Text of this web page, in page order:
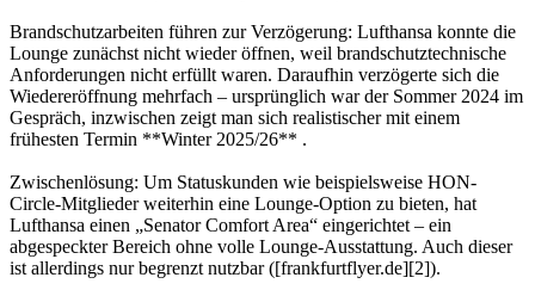
Brandschutzarbeiten führen zur Verzögerung: Lufthansa konnte die
Lounge zunächst nicht wieder öffnen, weil brandschutztechnische
Anforderungen nicht erfüllt waren. Daraufhin verzögerte sich die
Wiedereröffnung mehrfach – ursprünglich war der Sommer 2024 im
Gespräch, inzwischen zeigt man sich realistischer mit einem
frühesten Termin **Winter 2025/26** .
Zwischenlösung: Um Statuskunden wie beispielsweise HON-
Circle-Mitglieder weiterhin eine Lounge-Option zu bieten, hat
Lufthansa einen „Senator Comfort Area“ eingerichtet – ein
abgespeckter Bereich ohne volle Lounge-Ausstattung. Auch dieser
ist allerdings nur begrenzt nutzbar ([frankfurtflyer.de][2]).